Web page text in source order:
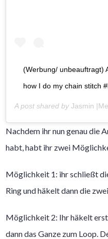
(Werbung/ unbeauftragt)
how I do my chain stitch
A post shared byJasmin
Nachdem ihr nun genau die
habt, habt ihr zwei
Möglichkeit 1: ihr schließt
Ring und häkelt dann die
Möglichkeit 2: Ihr häkelt
dann das Ganze zum Loop.